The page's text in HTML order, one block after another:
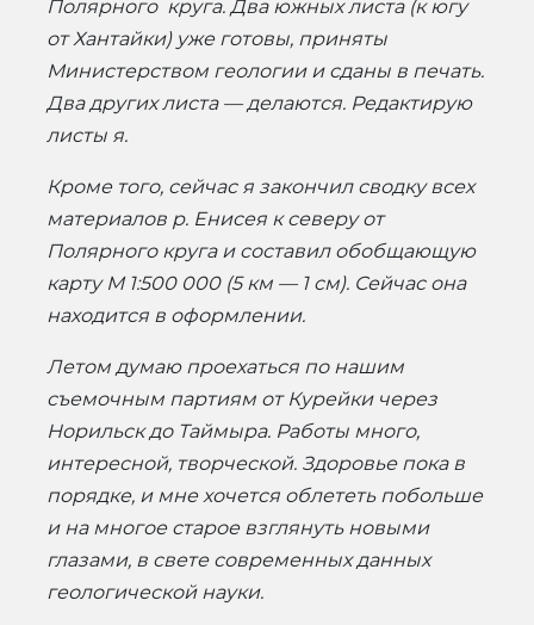
Полярного круга. Два южных листа (к югу
от Хантайки) уже готовы, приняты
Министерством геологии и сданы в печать.
Два других листа — делаются. Редактирую
листы я.
Кроме того, сейчас я закончил сводку всех
материалов р. Енисея к северу от
Полярного круга и составил обобщающую
карту М 1:500 000 (5 км — 1 см). Сейчас она
находится в оформлении.
Летом думаю проехаться по нашим
съемочным партиям от Курейки через
Норильск до Таймыра. Работы много,
интересной, творческой. Здоровье пока в
порядке, и мне хочется облететь побольше
и на многое старое взглянуть новыми
глазами, в свете современных данных
геологической науки.